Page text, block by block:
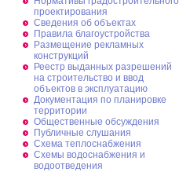
проектирования
Сведения об объектах
Правила благоустройства
Размещение рекламных
конструкций
Реестр выданных разрешений
на строительство и ввод
объектов в эксплуатацию
Документация по планировке
территории
Общественные обсуждения
Публичные слушания
Схема теплоснабжения
Схемы водоснабжения и
водоотведения